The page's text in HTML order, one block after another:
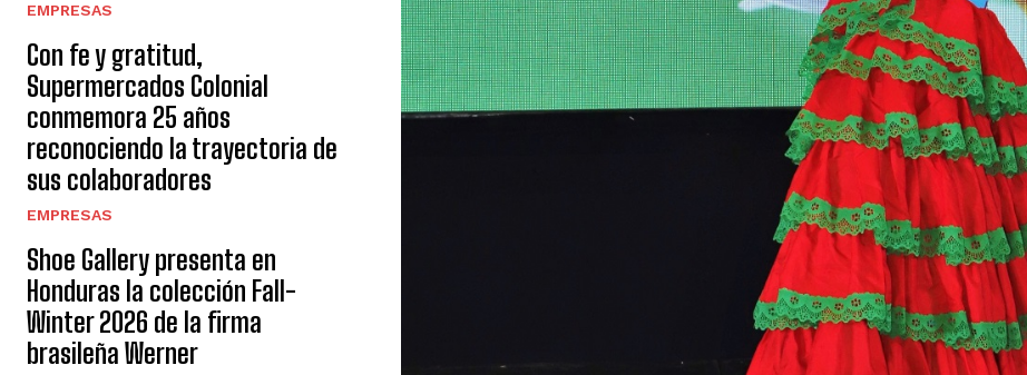
EMPRESAS
Con fe y gratitud,
Supermercados Colonial
conmemora 25 años
reconociendo la trayectoria de
sus colaboradores
EMPRESAS
Shoe Gallery presenta en
Honduras la colección Fall-
Winter 2026 de la firma
brasileña Werner